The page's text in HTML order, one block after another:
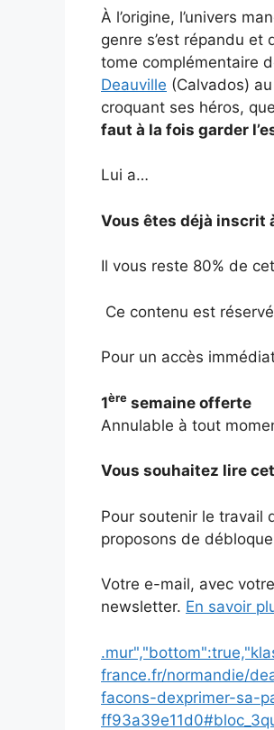
À l’origine, l’univers
genre s’est répandu
tome complémentaire
Deauville (Calvados)
croquant ses héros,
faut à la fois garder
Lui a…
Vous êtes déjà inscrit
Il vous reste 80% de
Ce contenu est
Pour un accès
1ère semaine offerte
Annulable à tout
Vous souhaitez lire
Pour soutenir le travail
proposons de
Votre e-mail, avec
newsletter. En savoir
france.fr/normandie/
facons-dexprimer-sa-